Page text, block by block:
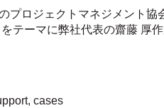
プロジェクトマネジメント
をテーマに弊社代表の齋藤 厚
, cases